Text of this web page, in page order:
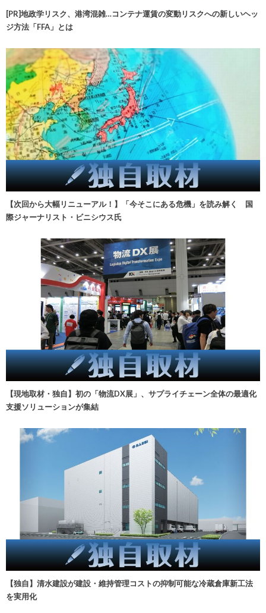
[PR]地政学リスク、港湾混雑…コンテナ運賃の変動リスクへの新しいヘッ
ジ方法「FFA」とは
【次回から大幅リニューアル！】「今そこにある危機」を読み解く 国
際ジャーナリスト・ビニシウス氏
【現地取材・独自】初の「物流DX展」、サプライチェーン全体の最適化
支援ソリューションが集結
【独自】清水建設が建設・維持管理コストの抑制可能な冷蔵倉庫新工法
を実用化